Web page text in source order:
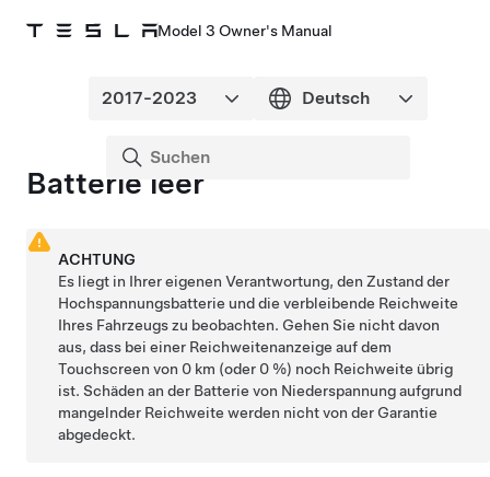
Model 3 Owner's Manual
Batterie leer
ACHTUNG
Es liegt in Ihrer eigenen Verantwortung, den Zustand der
Hochspannungsbatterie und die verbleibende Reichweite
Ihres Fahrzeugs zu beobachten. Gehen Sie nicht davon
aus, dass bei einer Reichweitenanzeige auf dem
Touchscreen von 0 km (oder 0 %) noch Reichweite übrig
ist. Schäden an der Batterie von Niederspannungaufgrund
mangelnder Reichweite werden nicht von der Garantie
abgedeckt.